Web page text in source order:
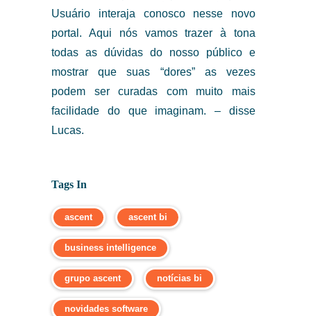
Usuário interaja conosco nesse novo
portal. Aqui nós vamos trazer à tona
todas as dúvidas do nosso público e
mostrar que suas “dores” as vezes
podem ser curadas com muito mais
facilidade do que imaginam. – disse
Lucas.
Tags In
ascent ascent bi
business intelligence
grupo ascent notícias bi
novidades software